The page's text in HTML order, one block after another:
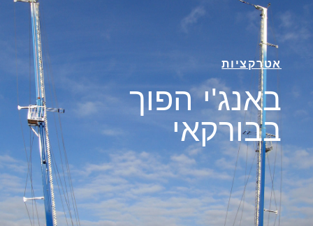
אטרקציות
באנג'י הפוך
בבורקאי